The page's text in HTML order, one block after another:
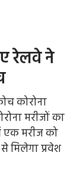
रेलवे ने
कोरोना
मरीजों का
एक मरीज को
मिलेगा प्रवेश